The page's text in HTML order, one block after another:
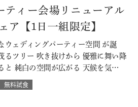
ィー会場リニューアル
ア【1日一組限定】
ェディングパーティー空間 が誕
るツリー 吹き抜けから 優雅に舞い降
と 純白の空間が広がる 天候を気にし
に模様替えも可能 まだ誰も列席し
パーティー会場を 直接その目で体験
ー開催 このフェアに含まれるコンテ
無料試食